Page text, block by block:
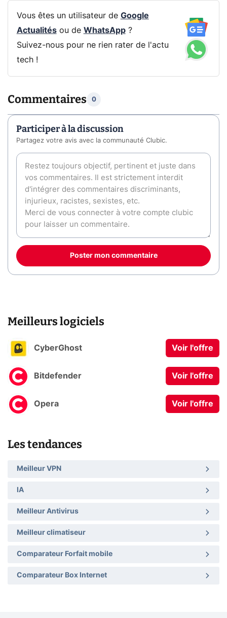
Vous êtes un utilisateur de Google
Actualitésou de WhatsApp?
Suivez-nous pour ne rien rater de l'actu
tech !
Commentaires 0
Participer à la discussion
Partagez votre avis avec la communauté Clubic.
Poster mon commentaire
Meilleurs logiciels
CyberGhost Voir l'offre
Bitdefender Voir l'offre
Opera Voir l'offre
Les tendances
Meilleur VPN
IA
Meilleur Antivirus
Meilleur climatiseur
Comparateur Forfait mobile
Comparateur Box Internet